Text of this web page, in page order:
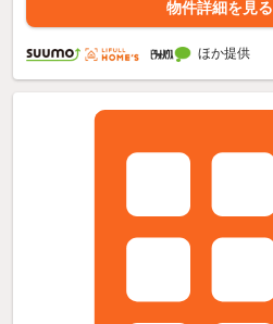
物件詳細を見る
ほか提供